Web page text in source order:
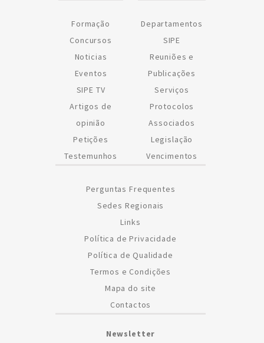
Formação
Concursos
Noticias
Eventos
SIPE TV
Artigos de
opinião
Petições
Testemunhos
Departamentos
SIPE
Reuniões e
Publicações
Serviços
Protocolos
Associados
Legislação
Vencimentos
Perguntas Frequentes
Sedes Regionais
Links
Política de Privacidade
Política de Qualidade
Termos e Condições
Mapa do site
Contactos
Newsletter